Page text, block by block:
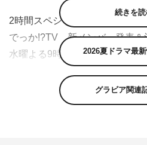
2時間スペシャルに先立ち10月
でっか!?TV 新メンバー発表＆
水曜よる9時』の中で、新レギ
番組公式Twitterでは、新レギュ
続きを読
2026夏ドラマ最
グラビア関連